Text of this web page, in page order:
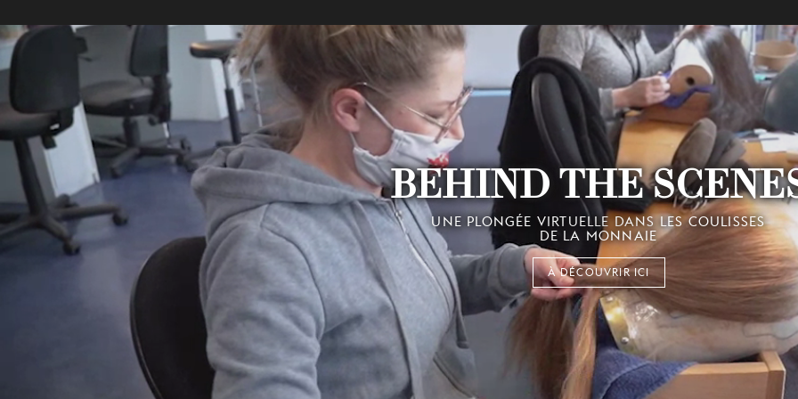
BEHIND THE
UNE PLONGÉE VIRTUELLE DANS LES COULISSES
DE LA MONNAIE
À DÉCOUVRIR ICI